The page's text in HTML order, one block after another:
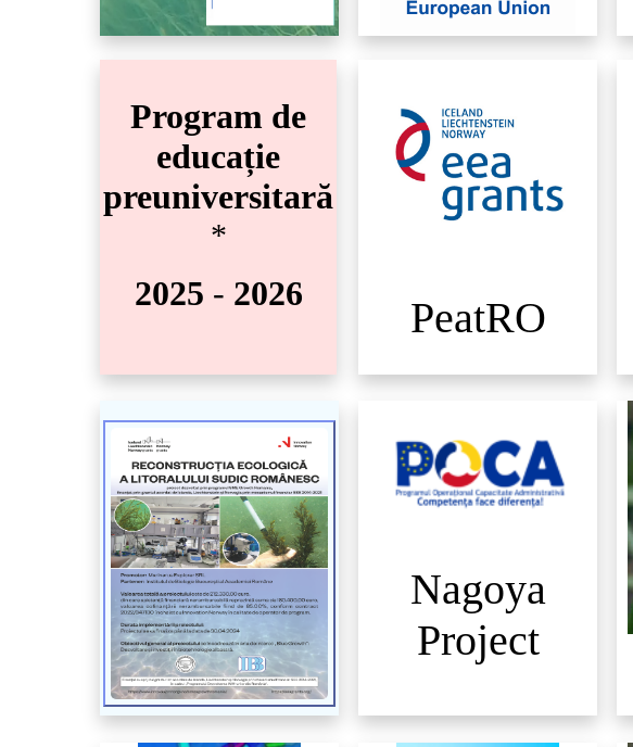
Program de
educație
preuniversitară
*
2025 - 2026 PeatRO
Nagoya
Project